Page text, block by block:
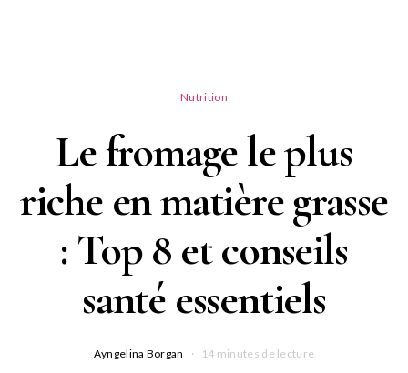
Nutrition
Le fromage le plus
riche en matière grasse
: Top 8 et conseils
santé essentiels
Ayngelina Borgan 14 minutes de lecture